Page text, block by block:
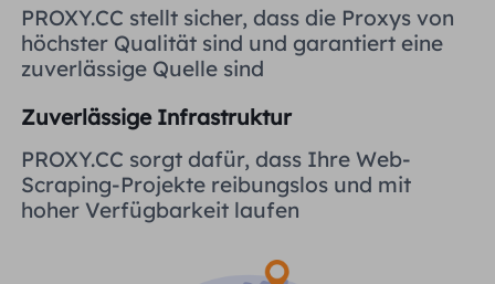
PROXY.CC stellt sicher, dass die Proxys von
höchster Qualität sind und garantiert eine
zuverlässige Quelle sind
Zuverlässige Infrastruktur
PROXY.CC sorgt dafür, dass Ihre Web-
Scraping-Projekte reibungslos und mit
hoher Verfügbarkeit laufen